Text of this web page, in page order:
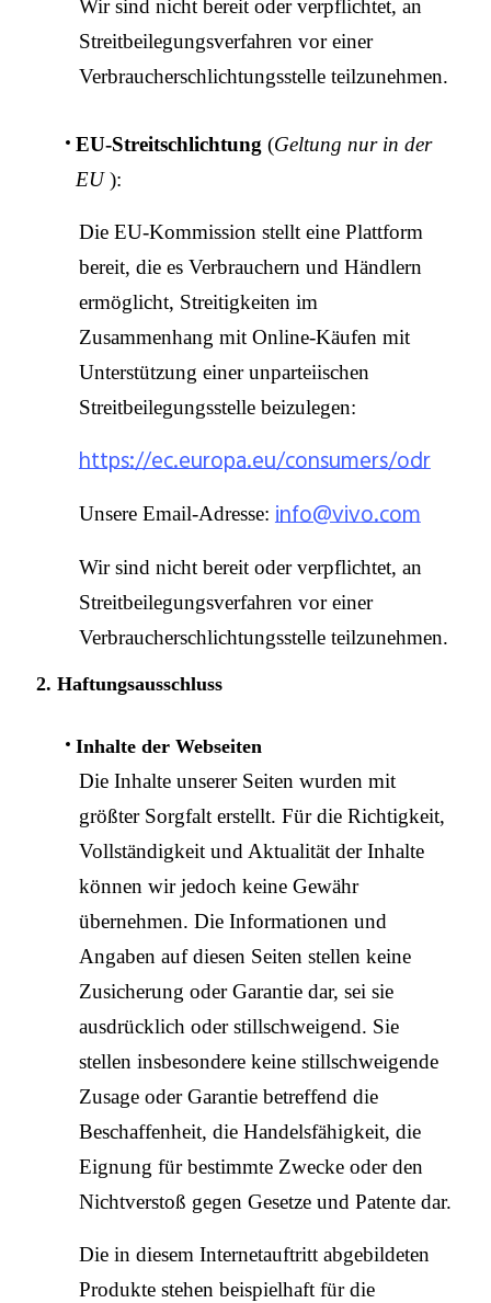
Wir sind nicht bereit oder verpflichtet, an
Streitbeilegungsverfahren vor einer
Verbraucherschlichtungsstelle teilzunehmen.
EU-Streitschlichtung (Geltung nur in der
EU):
Die EU-Kommission stellt eine Plattform
bereit, die es Verbrauchern und Händlern
ermöglicht, Streitigkeiten im
Zusammenhang mit Online-Käufen mit
Unterstützung einer unparteiischen
Streitbeilegungsstelle beizulegen:
https://ec.europa.eu/consumers/odr
Unsere Email-Adresse: info@vivo.com
Wir sind nicht bereit oder verpflichtet, an
Streitbeilegungsverfahren vor einer
Verbraucherschlichtungsstelle teilzunehmen.
2. Haftungsausschluss
Inhalte der Webseiten
Die Inhalte unserer Seiten wurden mit
größter Sorgfalt erstellt. Für die Richtigkeit,
Vollständigkeit und Aktualität der Inhalte
können wir jedoch keine Gewähr
übernehmen. Die Informationen und
Angaben auf diesen Seiten stellen keine
Zusicherung oder Garantie dar, sei sie
ausdrücklich oder stillschweigend. Sie
stellen insbesondere keine stillschweigende
Zusage oder Garantie betreffend die
Beschaffenheit, die Handelsfähigkeit, die
Eignung für bestimmte Zwecke oder den
Nichtverstoß gegen Gesetze und Patente dar.
Die in diesem Internetauftritt abgebildeten
Produkte stehen beispielhaft für die